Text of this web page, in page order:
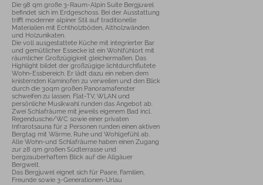
Die 98 qm große 3-Raum-Alpin Suite Bergjuwel
befindet sich im Erdgeschoss. Bei der Ausstattung
trifft moderner alpiner Stil auf traditionelle
Materialien mit Echtholzböden, Altholzwänden
und Holzunikaten.
Die voll ausgestattete Küche mit integrierter Bar
und gemütlicher Essecke ist ein Wohlfühlort mit
räumlicher Großzügigkeit gleichermaßen. Das
Highlight bildet der großzügige lichtdurchflutete
Wohn-Essbereich. Er lädt dazu ein neben dem
knisternden Kaminofen zu verweilen und den Blick
durch die 30qm großen Panoramafenster
schweifen zu lassen. Flat-TV, WLAN und
persönliche Musikwahl runden das Angebot ab.
Zwei Schlafräume mit jeweils eigenem Bad incl.
Regendusche/WC sowie einer privaten
Infrarotsauna für 2 Personen runden einen aktiven
Bergtag mit Wärme, Ruhe und Wohlgefühl ab.
Alle Wohn-und Schlafräume haben einen Zugang
zur 28 qm großen Südterrasse und
bergzauberhaftem Blick auf die Allgäuer
Bergwelt.
Das Bergjuwel eignet sich für Paare, Familien,
Freunde sowie 3-Generationen-Urlau